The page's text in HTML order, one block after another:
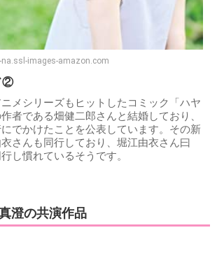
images-amazon.com
②
メシリーズもヒットしたコミック「ハヤ
者である畑健二郎さんと結婚しており、
でかけたことを公表しています。その新
さんも同行しており、堀江由衣さん曰
し慣れているそうです。
澄の共演作品